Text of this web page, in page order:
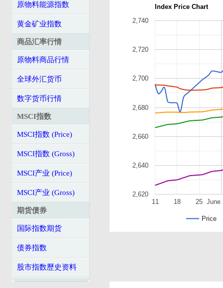
原物料能源指数
黄金矿业指数
商品汇率行情
原物料商品行情
全球外汇货币
数字货币行情
MSCI指数
MSCI指数 (Price)
MSCI指数 (Gross)
MSCI产业 (Price)
MSCI产业 (Gross)
期货债券
国际指数期货
债券指数
股市指数歷史资料
Index Price Chart
Price
June
11 18 25
2,620
2,640
2,660
2,680
2,700
2,720
2,740